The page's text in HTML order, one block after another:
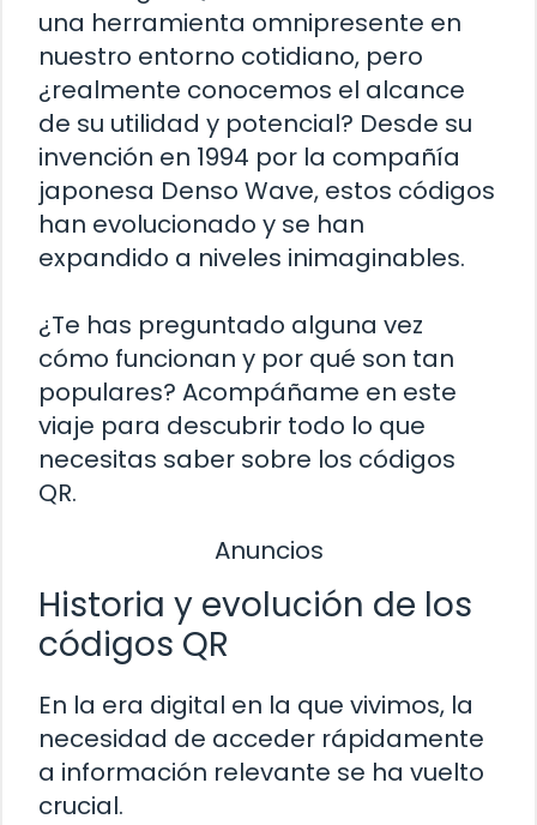
una herramienta omnipresente en
nuestro entorno cotidiano, pero
¿realmente conocemos el alcance
de su utilidad y potencial? Desde su
invención en 1994 por la compañía
japonesa Denso Wave, estos códigos
han evolucionado y se han
expandido a niveles inimaginables.
¿Te has preguntado alguna vez
cómo funcionan y por qué son tan
populares? Acompáñame en este
viaje para descubrir todo lo que
necesitas saber sobre los códigos
QR.
Anuncios
Historia y evolución de los
códigos QR
En la era digital en la que vivimos, la
necesidad de acceder rápidamente
a información relevante se ha vuelto
crucial.